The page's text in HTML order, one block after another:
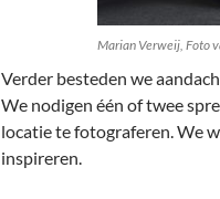
Marian Verweij, Foto
Verder besteden we
We nodigen één of twee
locatie te fotograferen. We
inspireren.